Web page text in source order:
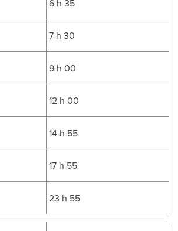
6 h 35
7 h 30
9 h 00
12 h 00
14 h 55
17 h 55
23 h 55